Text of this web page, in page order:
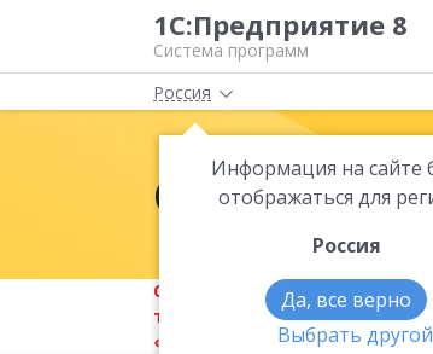
1С:Предприятие 8
Система программ
Россия
Информация на сайте
отображаться для
Россия
Да, все верно
Выбрать другой
Системные
требования
«1С:Предприятия»